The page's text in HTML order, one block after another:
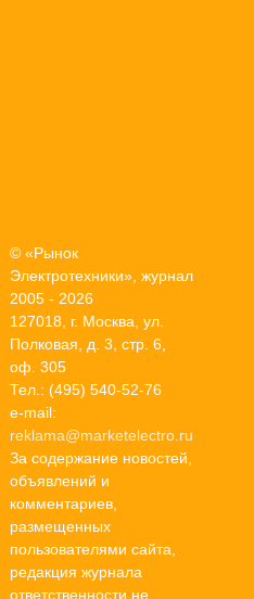
© «Рынок
Электротехники», журнал
2005 - 2026
127018, г. Москва, ул.
Полковая, д. 3, стр. 6,
оф. 305
Тел.: (495) 540-52-76
e-mail:
reklama@marketelectro.ru
За содержание новостей,
объявлений и
комментариев,
размещенных
пользователями сайта,
редакция журнала
ответственности не